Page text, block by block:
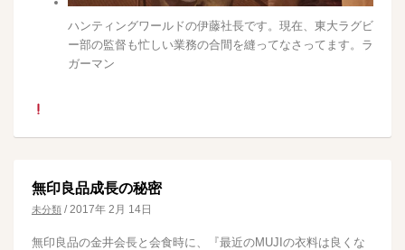
ハンティングワールドの伊藤社長です。現在、東大ラグビ
ー部の監督も忙しい業務の合間を縫ってなさってます。ラ
ガーマン
無印良品成長の秘密
未分類 / 2017年 2月 14日
無印良品の金井会長と会食時に、『最近のMUJIの衣料は良くな